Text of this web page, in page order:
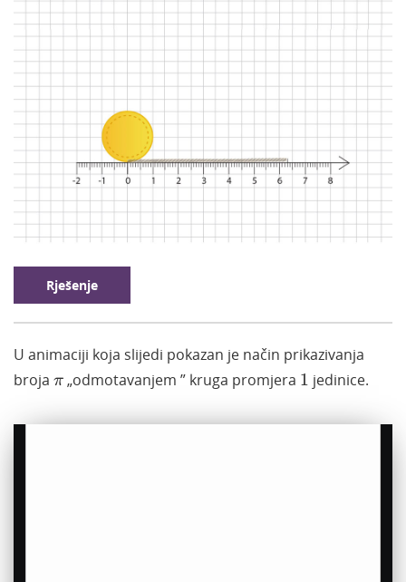
Rješenje
U animaciji koja slijedi pokazan je način prikazivanja
broja π
π„odmotavanjem” kruga promjera 1
1 jedinice.